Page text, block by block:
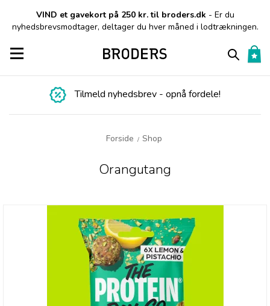
VIND et gavekort på 250 kr. til broders.dk - Er du
nyhedsbrevsmodtager, deltager du hver måned i lodtrækningen.
Toggle navigation
Tilmeld nyhedsbrev - opnå fordele!
Forside / Shop
Orangutang